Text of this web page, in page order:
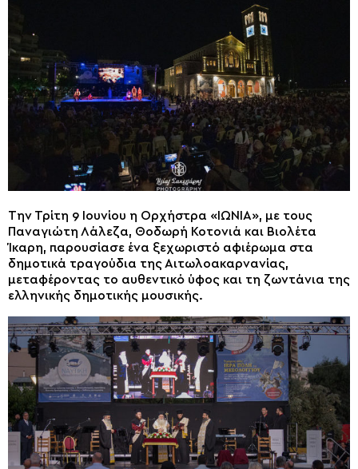
Την Τρίτη 9 Ιουνίου η Ορχήστρα «ΙΩΝΙΑ», με τους
Παναγιώτη Λάλεζα, Θοδωρή Κοτονιά και Βιολέτα
Ίκαρη, παρουσίασε ένα ξεχωριστό αφιέρωμα στα
δημοτικά τραγούδια της Αιτωλοακαρνανίας,
μεταφέροντας το αυθεντικό ύφος και τη ζωντάνια της
ελληνικής δημοτικής μουσικής.